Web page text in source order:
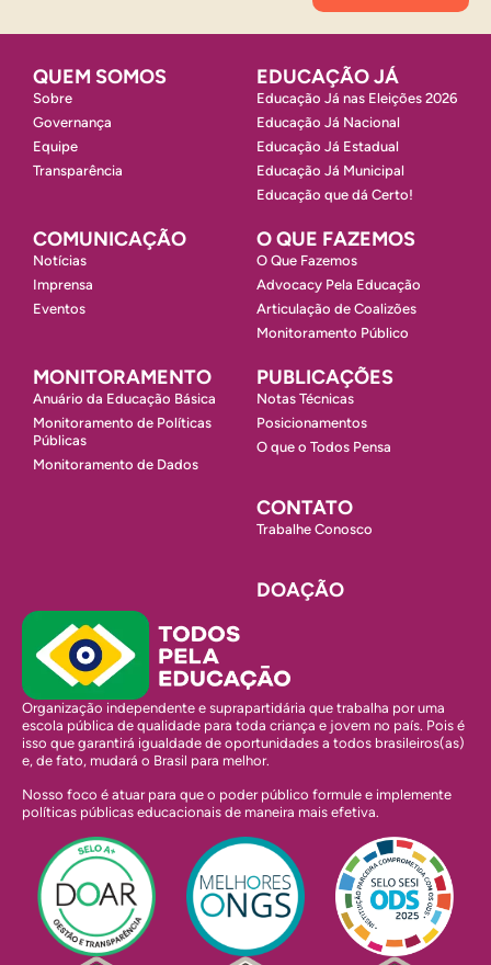
QUEM SOMOS
Sobre
Governança
Equipe
Transparência
EDUCAÇÃO JÁ
Educação Já nas Eleições 2026
Educação Já Nacional
Educação Já Estadual
Educação Já Municipal
Educação que dá Certo!
COMUNICAÇÃO
Notícias
Imprensa
Eventos
O QUE FAZEMOS
O Que Fazemos
Advocacy Pela Educação
Articulação de Coalizões
Monitoramento Público
MONITORAMENTO
Anuário da Educação Básica
Monitoramento de Políticas
Públicas
Monitoramento de Dados
PUBLICAÇÕES
Notas Técnicas
Posicionamentos
O que o Todos Pensa
CONTATO
Trabalhe Conosco
DOAÇÃO
Organização independente e suprapartidária que trabalha por uma
escola pública de qualidade para toda criança e jovem no país. Pois é
isso que garantirá igualdade de oportunidades a todos brasileiros(as)
e, de fato, mudará o Brasil para melhor.
Nosso foco é atuar para que o poder público formule e implemente
políticas públicas educacionais de maneira mais efetiva.